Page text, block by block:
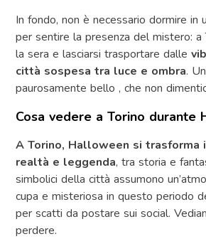
In fondo, non è necessario dormire in
per sentire la presenza del mistero: a
la sera e lasciarsi trasportare dalle
città sospesa tra luce e ombra.
paurosamente bello , che non
Cosa vedere a Torino durante
A Torino, Halloween si trasforma
realtà e leggenda, tra storia e
simbolici della città assumono
cupa e misteriosa in questo periodo
per scatti da postare sui social.
perdere.